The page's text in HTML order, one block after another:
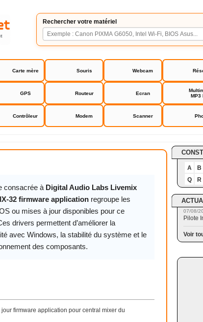
Rechercher votre matériel
Carte mère Souris Webcam
GPS Routeur Ecran
MP3
Contrôleur Modem Scanner
Livemix MIX-16 MIX-32 firmware application
consacrée à Digital Audio Labs Livemix
32 firmware application regroupe les
ou mises à jour disponibles pour ce
drivers permettent d’améliorer la
avec Windows, la stabilité du système et le
des composants.
firmware application pour central mixer du
A B
Q
R
07/08/
Pilote
Voir